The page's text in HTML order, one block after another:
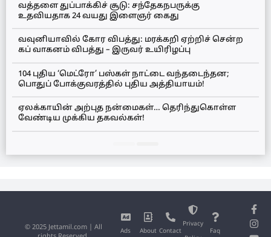
வத்தளை துப்பாக்கிச் சூடு: சந்தேகநபருக்கு
உதவியதாக 24 வயது இளைஞர் கைது
வவுனியாவில் கோர விபத்து: மரக்கறி ஏற்றிச் சென்ற
கப் வாகனம் விபத்து – இருவர் உயிரிழப்பு
104 புதிய ‘மெட்ரோ’ பஸ்கள் நாட்டை வந்தடைந்தன;
பொதுப் போக்குவரத்தில் புதிய அத்தியாயம்!
ஏலக்காயின் அற்புத நன்மைகள்… தெரிந்துகொள்ள
வேண்டிய முக்கிய தகவல்கள்!
Ads About Contact
Privacy
Faq
© 2025 Jettamil.com | All